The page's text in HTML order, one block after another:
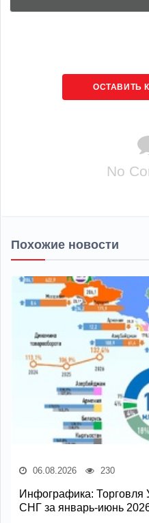
ОСТАВИТЬ
No
Похожие новости
06.08.2026 230
Инфографика: Торговля
СНГ за январь-июнь